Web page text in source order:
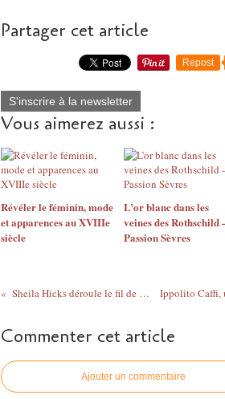
Partager cet article
Repost
S'inscrire à la newsletter
Vous aimerez aussi :
​​​​​​​Révéler le féminin, mode
et apparences au XVIIIe
siècle
L’or blanc dans les
veines des Rothschild
Passion Sèvres
Sheila Hicks déroule le fil de sa vie au Centre Pompidou
Commenter cet article
Ajouter un commentaire